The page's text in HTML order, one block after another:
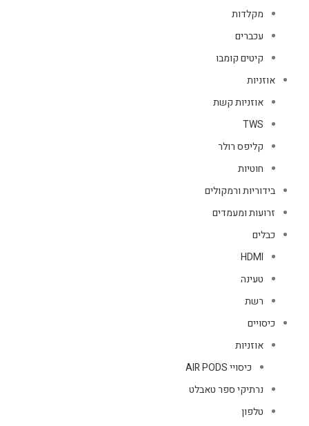
מקלדות
עכברים
קיטים קומבו
אוזניות
אוזניות קשת
TWS
קליפס רולר
חוטיות
בידוריות ורמקולים
זרועות ומעמדים
כבלים
HDMI
טעינה
רשת
כיסויים
אוזניות
כיסויי AIR PODS
נרתיקי ספר טאבלט
טלפון